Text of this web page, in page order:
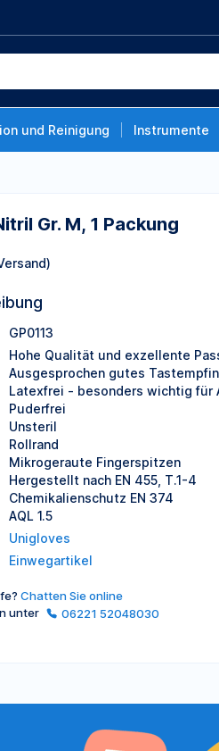
und Reinigung Instrumente
Gr. M, 1 Packung
GP0113
Hohe Qualität und exzellente
Ausgesprochen gutes
Latexfrei - besonders wichtig für
Puderfrei
Unsteril
Rollrand
Mikrogeraute Fingerspitzen
Hergestellt nach EN 455, T.1-4
Chemikalienschutz EN 374
AQL 1.5
Unigloves
Einwegartikel
Chatten Sie online
unter
06221 52048030